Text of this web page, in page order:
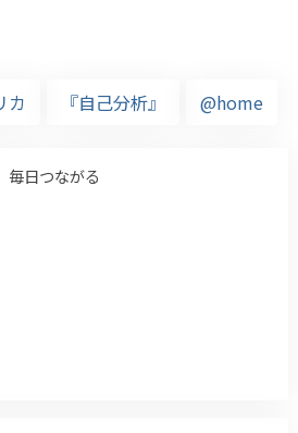
カ 『自己分析』 @home
毎日つながる